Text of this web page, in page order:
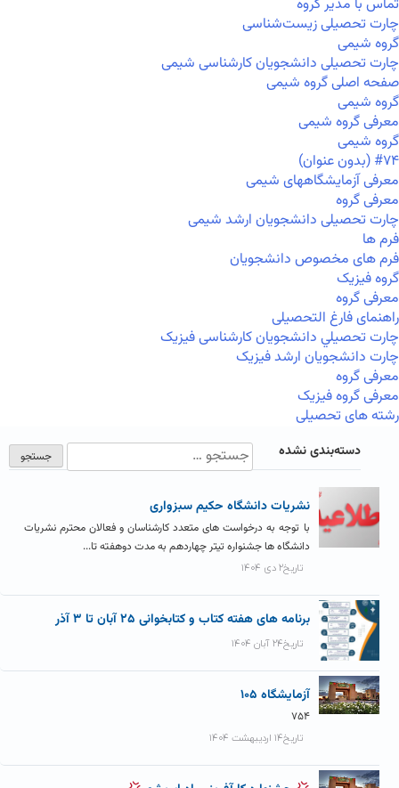
تماس با مدیر گروه
چارت تحصیلی زیست‌شناسی
گروه شیمی
چارت تحصیلی دانشجویان کارشناسی شیمی
صفحه اصلی گروه شیمی
گروه شیمی
معرفی گروه شیمی
گروه شیمی
#۷۴ (بدون عنوان)
معرفی آزمایشگاههای شیمی
معرفی گروه
چارت تحصیلی دانشجویان ارشد شیمی
فرم ها
فرم های مخصوص دانشجویان
گروه فیزیک
معرفی گروه
راهنمای فارغ التحصیلی
چارت تحصيلي دانشجویان کارشناسی فیزیک
چارت دانشجویان ارشد فیزیک
معرفی گروه
معرفی گروه فیزیک
رشته های تحصیلی
دسته‌بندی نشده
نشریات دانشگاه حکیم سبزواری
با توجه به درخواست های متعدد کارشناسان و فعالان محترم نشریات
دانشگاه ها جشنواره تیتر چهاردهم به مدت دوهفته تا...
تاریخ۲ دی ۱۴۰۴
برنامه های هفته کتاب و کتابخوانی ۲۵ آبان تا ۳ آذر
تاریخ۲۴ آبان ۱۴۰۴
آزمايشگاه ۱۰۵
۷۵۴
تاریخ۱۴ اردیبهشت ۱۴۰۴